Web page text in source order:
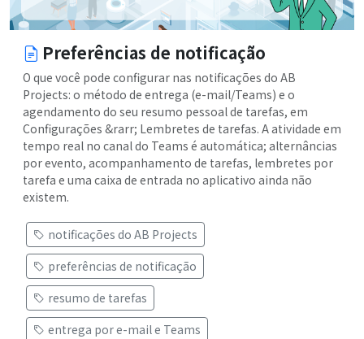
Preferências de notificação
O que você pode configurar nas notificações do AB
Projects: o método de entrega (e-mail/Teams) e o
agendamento do seu resumo pessoal de tarefas, em
Configurações &rarr; Lembretes de tarefas. A atividade em
tempo real no canal do Teams é automática; alternâncias
por evento, acompanhamento de tarefas, lembretes por
tarefa e uma caixa de entrada no aplicativo ainda não
existem.
notificações do AB Projects
preferências de notificação
resumo de tarefas
entrega por e-mail e Teams